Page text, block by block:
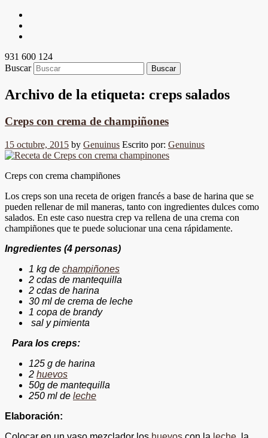
931 600 124
Buscar
Archivo de la etiqueta: creps salados
Creps con crema de champiñones
15 octubre, 2015 by Genuinus Escrito por: Genuinus
Creps con crema champiñones
Los creps son una receta de origen francés a base de harina que se
pueden rellenar de mil maneras, tanto con ingredientes dulces como
salados. En este caso nuestra crep va rellena de una crema con
champiñones que te puede solucionar una cena rápidamente.
Ingredientes (4 personas)
1 kg de champiñones
2 cdas de mantequilla
2 cdas de harina
30 ml de crema de leche
1 copa de brandy
sal y pimienta
los creps:
125 g de harina
2 huevos
50g de mantequilla
250 ml de leche
Elaboración: